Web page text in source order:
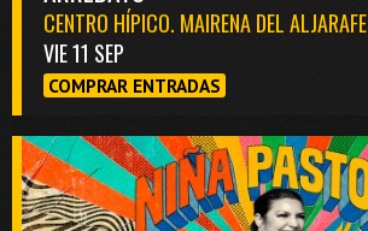
CENTRO HÍPICO. MAIRENA DEL ALJARAFE
VIE 11 SEP
COMPRAR ENTRADAS